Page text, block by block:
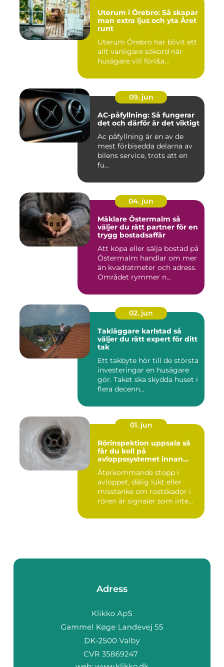
Uterum i Örebro: Så skapar
man extra ljus och yta Året
runt
Uterum Örebro har blivit ett
allt vanligare sökord när
husägare vill förl&a...
09. jun
AC-påfyllning: Så fungerar
det och därför är det viktigt
Ac påfyllning är en av de
mest förbisedda delarna av
bilens service, trots att en
fu...
04. jun
Mäklare Östermalm så
väljer du rätt partner för en
trygg bostadsaffär
Att köpa eller sälja bostad på
Östermalm handlar om mer
än kvadratmeter och adress.
Området rymmer n...
02. jun
Takläggare karlstad så
väljer du rätt expert för ditt
tak
Ett takbyte hör till de största
investeringar en husägare
gör. Taket ska skydda huset i
flera decenn...
01. jun
Rörinspektion uppsala så
får du koll på
avloppssystemet innan
problemen växer
Återkommande stopp i
avloppet, dålig lukt eller
misstanke om rostskador i
rören är signaler som inte...
Adress